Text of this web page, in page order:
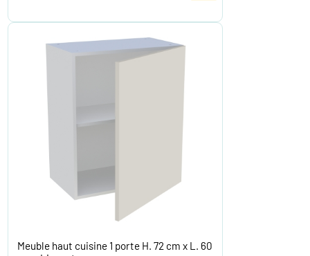
Meuble haut cuisine 1 porte H. 72 cm x L. 60